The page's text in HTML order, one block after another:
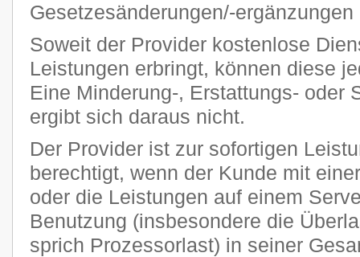
Gesetzesänderungen/-
Soweit der Provider kostenlose
Leistungen erbringt, können diese
Eine Minderung-, Erstattungs- oder
ergibt sich daraus nicht.
Der Provider ist zur sofortigen
berechtigt, wenn der Kunde mit
oder die Leistungen auf einem
Benutzung (insbesondere die
sprich Prozessorlast) in seiner